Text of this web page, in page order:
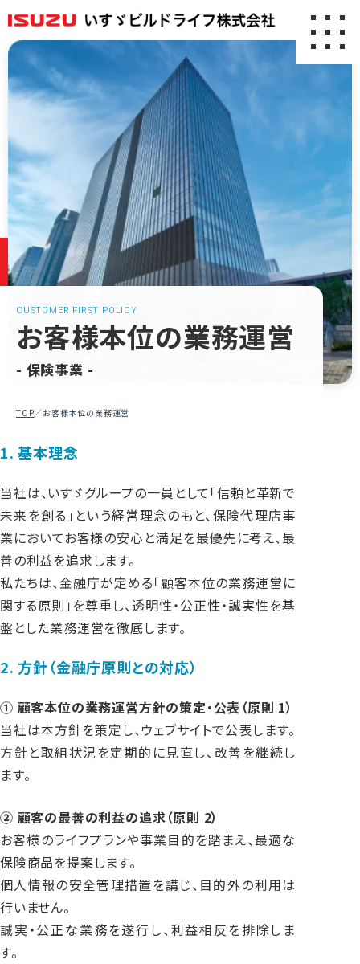
会社案内
アクセス
事業紹介
不動産事業
保険事業
シェアードサービス事業
サービス案内
住まい・暮らしのご相談
不動産購入ガイド
提携企業一覧
カラダのご相談
いすゞグループ総合保険制度お役立ちナビ
お金のご相談
よくあるご質問
東京海上日動安全運転ほっとニュース
採用情報
プライバシーポリシー
お問い合わせ
事故のご報告
お客様紹介カードの発行
ご利用にあたって（保険事業）
CUSTOMER FIRST POLICY
お客様本位の業務運営
- 保険事業 -
TOP／お客様本位の業務運営
1. 基本理念
当社は、いすゞグループの一員として「信頼と革新で
未来を創る」という経営理念のもと、保険代理店事
業においてお客様の安心と満足を最優先に考え、最
善の利益を追求します。
私たちは、金融庁が定める「顧客本位の業務運営に
関する原則」を尊重し、透明性・公正性・誠実性を基
盤とした業務運営を徹底します。
2. 方針（金融庁原則との対応）
① 顧客本位の業務運営方針の策定・公表（原則 1）
当社は本方針を策定し、ウェブサイトで公表します。
方針と取組状況を定期的に見直し、改善を継続し
ます。
② 顧客の最善の利益の追求（原則 2）
お客様のライフプランや事業目的を踏まえ、最適な
保険商品を提案します。
個人情報の安全管理措置を講じ、目的外の利用は
行いません。
誠実・公正な業務を遂行し、利益相反を排除しま
す。